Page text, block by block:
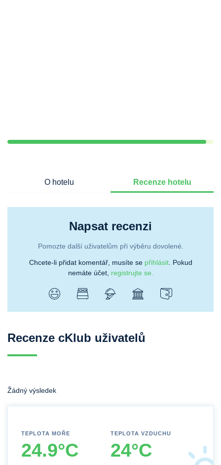
O hotelu Recenze hotelu
Napsat recenzi
Pomozte další uživatelům při výběru dovolené.
Chcete-li přidat komentář, musíte se přihlásit. Pokud
nemáte účet, registrujte se.
Recenze cKlub uživatelů
Žádný výsledek
TEPLOTA MOŘE
24.9°C
TEPLOTA VZDUCHU
24°C